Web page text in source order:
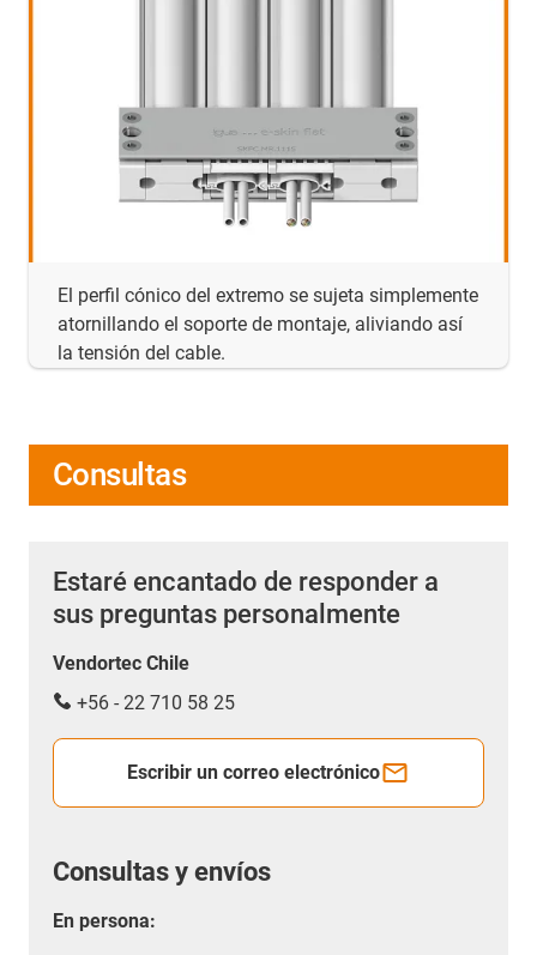
El perfil cónico del extremo se sujeta simplemente
atornillando el soporte de montaje, aliviando así
la tensión del cable.
Consultas
Estaré encantado de responder a
sus preguntas personalmente
Vendortec Chile
+56 - 22 710 58 25
Escribir un correo electrónico
Consultas y envíos
En persona: